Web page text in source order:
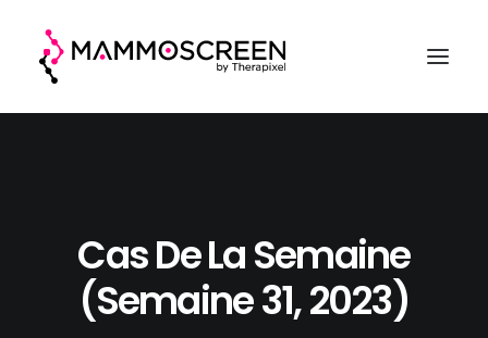
CLINIQUE
EVALUATION
A PROPOS
Cas De La Semaine
(semaine 31, 2023)